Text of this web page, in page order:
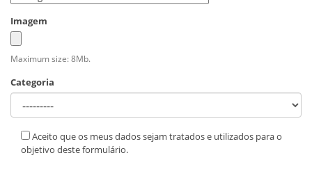
Imagem
Maximum size: 8Mb.
Categoria
Aceito que os meus dados sejam tratados e utilizados para o
objetivo deste formulário.